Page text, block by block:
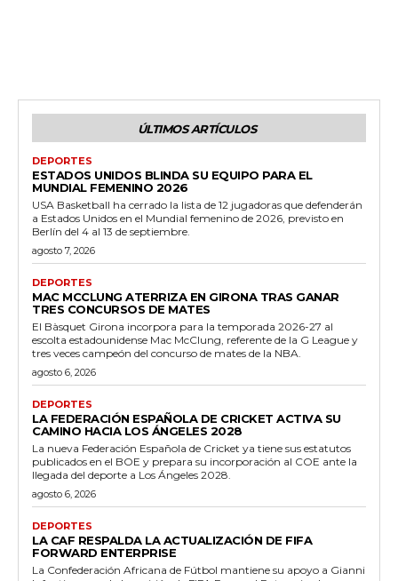
ÚLTIMOS ARTÍCULOS
DEPORTES
ESTADOS UNIDOS BLINDA SU EQUIPO PARA EL
MUNDIAL FEMENINO 2026
USA Basketball ha cerrado la lista de 12 jugadoras que defenderán
a Estados Unidos en el Mundial femenino de 2026, previsto en
Berlín del 4 al 13 de septiembre.
agosto 7, 2026
DEPORTES
MAC MCCLUNG ATERRIZA EN GIRONA TRAS GANAR
TRES CONCURSOS DE MATES
El Bàsquet Girona incorpora para la temporada 2026-27 al
escolta estadounidense Mac McClung, referente de la G League y
tres veces campeón del concurso de mates de la NBA.
agosto 6, 2026
DEPORTES
LA FEDERACIÓN ESPAÑOLA DE CRICKET ACTIVA SU
CAMINO HACIA LOS ÁNGELES 2028
La nueva Federación Española de Cricket ya tiene sus estatutos
publicados en el BOE y prepara su incorporación al COE ante la
llegada del deporte a Los Ángeles 2028.
agosto 6, 2026
DEPORTES
LA CAF RESPALDA LA ACTUALIZACIÓN DE FIFA
FORWARD ENTERPRISE
La Confederación Africana de Fútbol mantiene su apoyo a Gianni